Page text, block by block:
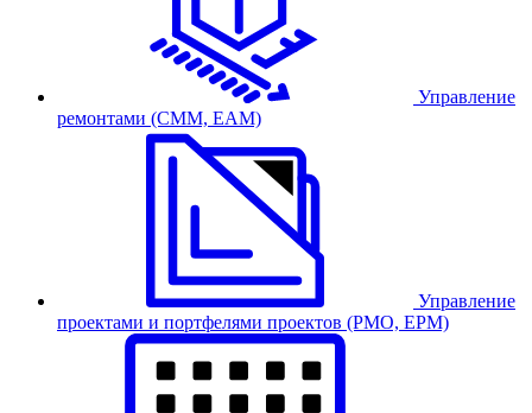
Управление
ремонтами (CMM, EAM)
Управление
проектами и портфелями проектов (PMO, EPM)